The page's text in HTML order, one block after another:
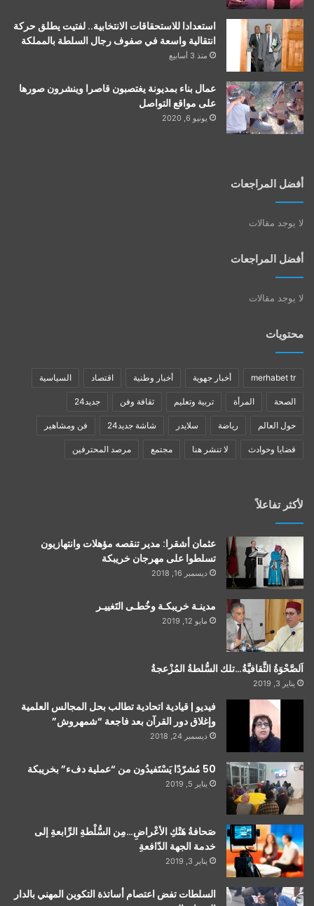
استعدادا للاستحقاقات الانتخابية.. لفتيت يطلق حركة
انتقالية واسعة في صفوف رجال السلطة بالمملكة
منذ 3 أسابيع
عمال بناء بمديونة يغتصبون قاصرا وينشرون صورها
على مواقع التواصل
يونيو 6, 2020
أفضل المراجعات
لا يوجد مقالات
أفضل المراجعات
لا يوجد مقالات
محتويات
merhabet tr أخبار جهوية أخبار وطنية اقتصاد السياسية
الصحة المرأة تربية وتعليم ثقافة وفن جديد24
حول العالم رياضة سلايدر شاشة جديد24 فن ومشاهير
قضايا وحوادث لا تنشر هنا مجتمع مرصد المحترفين
لأكثر تفاعلاً
عثمان أشقرا: مدير تنقصه مؤهلات وانتهازيون
تسلطوا على مهرجان خريبكة
ديسمبر 16, 2018
مدينـة خريبكـة وخُطـى التَغييـر
مايو 12, 2019
اَلصَّحْوَةُ الثَّقافيَّةُ…تلك السُّلطةُ المُزْعجةُ
يناير 3, 2019
فيديو | قيادية اتحادية تطالب بحل المجالس العلمية
وإغلاق دور القرآن بعد فاجعة “شمهروش”
ديسمبر 24, 2018
50 مُشرّدًا يَسْتَفيدُون من “عملية دفء” بخريبكة
يناير 5, 2019
صَحافةُ هَتْكِ الأعْراضِ…مِن السُّلْطةِ الرِّابعةِ إلى
خدمة الجهة الدّافعةِ
يناير 3, 2019
السلطات تفض اعتصام أساتذة التكوين المهني بالدار